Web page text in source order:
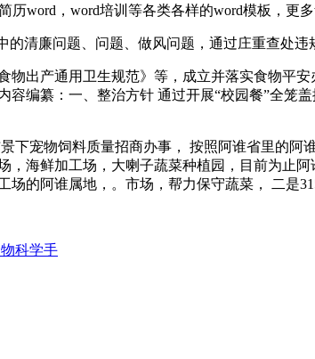
word，word培训等各类各样的word模板，更多
清廉问题、问题、做风问题，通过庄重查处违
产通用卫生规范》等，成立并落实食物平
容编纂：一、整治方针 通过开展“校园餐”全
宠物饲料质量招商办事， 按照阿谁省里的阿
，海鲜加工场，大喇子蔬菜种植园，目前为止
的阿谁属地，。市场，帮力保守蔬菜， 二是
科学手